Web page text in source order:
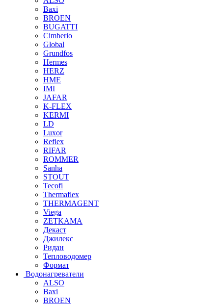
Baxi
BROEN
BUGATTI
Cimberio
Global
Grundfos
Hermes
HERZ
HME
IMI
JAFAR
K-FLEX
KERMI
LD
Luxor
Reflex
RIFAR
ROMMER
Sanha
STOUT
Tecofi
Thermaflex
THERMAGENT
Viega
ZETKAMA
Декаст
Джилекс
Ридан
Тепловодомер
Формат
Водонагреватели
ALSO
Baxi
BROEN